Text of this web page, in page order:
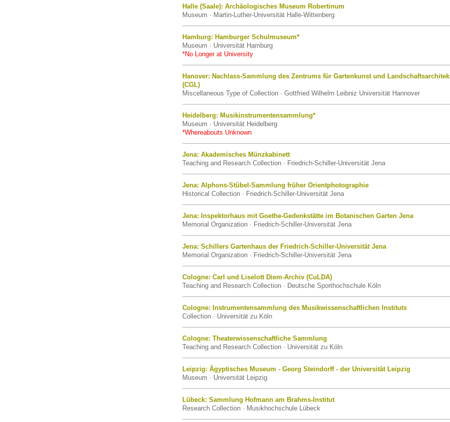
Halle (Saale): Archäologisches Museum Robertinum
Museum · Martin-Luther-Universität Halle-Wittenberg
Hamburg: Hamburger Schulmuseum*
Museum · Universität Hamburg
*No Longer at University
Hanover: Nachlass-Sammlung des Zentrums für Gartenkunst und
(CGL)
Miscellaneous Type of Collection · Gottfried Wilhelm Leibniz Universität Hannover
Heidelberg: Musikinstrumentensammlung*
Museum · Universität Heidelberg
*Whereabouts Unknown
Jena: Akademisches Münzkabinett
Teaching and Research Collection · Friedrich-Schiller-Universität Jena
Jena: Alphons-Stübel-Sammlung früher Orientphotographie
Historical Collection · Friedrich-Schiller-Universität Jena
Jena: Inspektorhaus mit Goethe-Gedenkstätte im Botanischen Garten Jena
Memorial Organization · Friedrich-Schiller-Universität Jena
Jena: Schillers Gartenhaus der Friedrich-Schiller-Universität Jena
Memorial Organization · Friedrich-Schiller-Universität Jena
Cologne: Carl und Liselott Diem-Archiv (CuLDA)
Teaching and Research Collection · Deutsche Sporthochschule Köln
Cologne: Instrumentensammlung des Musikwissenschaftlichen Instituts
Collection · Universität zu Köln
Cologne: Theaterwissenschaftliche Sammlung
Teaching and Research Collection · Universität zu Köln
Leipzig: Ägyptisches Museum - Georg Steindorff - der Universität Leipzig
Museum · Universität Leipzig
Lübeck: Sammlung Hofmann am Brahms-Institut
Research Collection · Musikhochschule Lübeck